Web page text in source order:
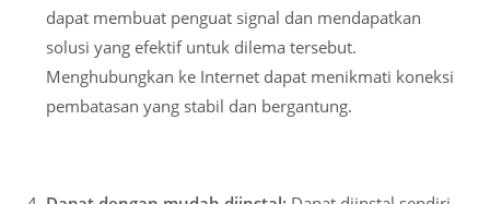
dapat membuat penguat signal dan mendapatkan
solusi yang efektif untuk dilema tersebut.
Menghubungkan ke Internet dapat menikmati koneksi
pembatasan yang stabil dan bergantung.